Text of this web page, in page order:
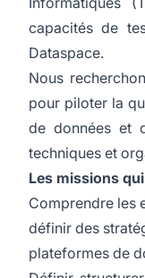
capacités de
Dataspace.
Nous
pour piloter la
de données et
techniques et
Les missions
Comprendre les
définir des
plateformes de